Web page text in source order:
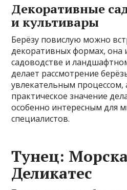
Декоративные
и культивары
Берёзу повислую можно
декоративных формах, она
садоводстве и
делает рассмотрение
увлекательным процессом,
практическое значение
особенно интересным для
специалистов.
Тунец:
Деликатес